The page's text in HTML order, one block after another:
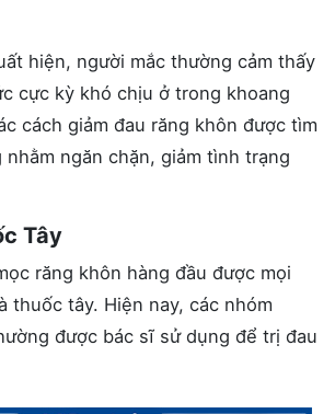
hiện, người mắc thường cảm thấy
cực kỳ khó chịu ở trong khoang
cách giảm đau răng khôn được tìm
nhằm ngăn chặn, giảm tình trạng
Tây
răng khôn hàng đầu được mọi
thuốc tây. Hiện nay, các nhóm
được bác sĩ sử dụng để trị đau